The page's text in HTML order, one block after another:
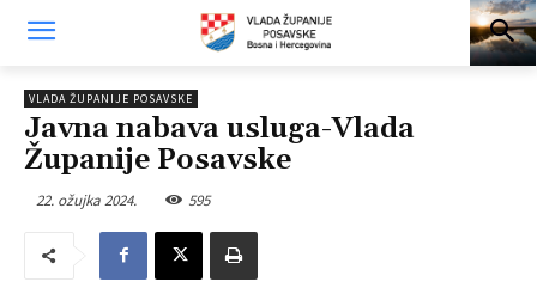
VLADA ŽUPANIJE POSAVSKE
Javna nabava usluga-Vlada
Županije Posavske
22. ožujka 2024. 595